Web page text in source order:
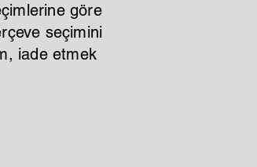
göre
seçimini
iade etmek